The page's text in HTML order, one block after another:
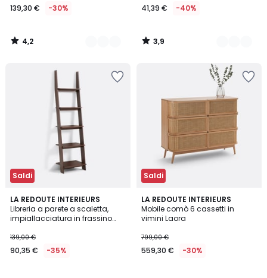
139,30 € -30%
4,2
/
41,39 € -40%
3,9
/
Saldi
LA REDOUTE INTERIEURS
Libreria a parete a scaletta,
impiallacciatura in frassino
139,00 €
90,35 € -35%
5
/
5
Saldi
LA REDOUTE INTERIEURS
Mobile comò 6 cassetti in
vimini Laora
799,00 €
559,30 € -30%
4,4
/ 5
2
Colori